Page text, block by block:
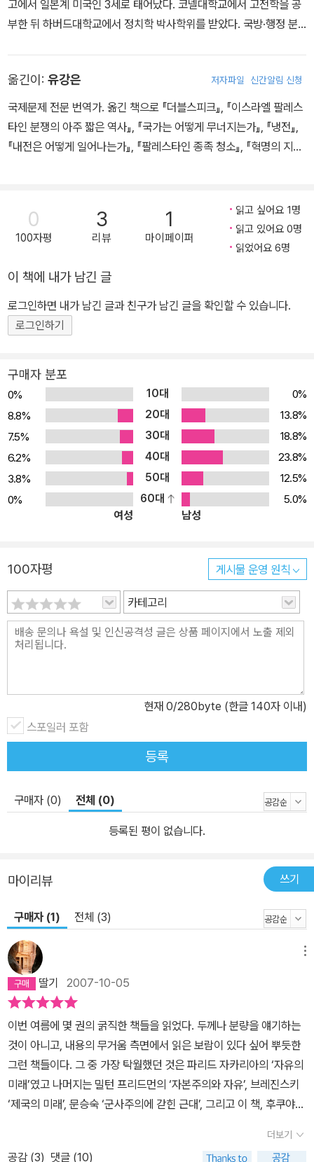
고에서 일본계 미국인 3세로 태어났다. 코넬대학교에서 고전학을 공
부한 뒤 하버드대학교에서 정치학 박사학위를 받았다. 국방·행정 분
학교 공공정책학과 교수와 존스홉킨스대학 국제관계대학원 교수를
역임했다. 현재 스탠퍼드대학교의 교수이자 동 대학 프리먼 스포글리
국제학연구소(FSI) 선임연구원, 민주주의?발전?법치주의 센터(CD
DRL)의 책임자로 있다. 1989년 발표한 논문을 발전시킨 첫 책, 『역
다. 이후 급변하는 세계 질서를 예리하게 진단하는 공공 지식인이자
우파 논객으로서 적극적으로 활동을 이어 가고 있다. 저서로 『트러스
건State-Building』 『정치 질서의 기원The Origins of Political Or
der』 『존중받지 못하는 자들을 위한 정치학Identity』 등이 있다.
옮긴이: 유강은 저자파일 신간알림 신청
국제문제 전문 번역가. 옮긴 책으로 『더블스피크』, 『이스라엘 팔레스
타인 분쟁의 아주 짧은 역사』, 『국가는 어떻게 무너지는가』, 『냉전』,
『내전은 어떻게 일어나는가』, 『팔레스타인 종족 청소』, 『혁명의 지성
0
100자평
3
리뷰
1
마이페이퍼
읽고 싶어요 1명
읽고 있어요 0명
읽었어요 6명
이 책에 내가 남긴 글
로그인하면 내가 남긴 글과 친구가 남긴 글을 확인할 수 있습니다.
로그인하기
구매자 분포
0% 10대
0%
8.8%
20대
13.8%
7.5%
30대
18.8%
6.2%
40대
23.8%
3.8%
50대
12.5%
0%
60대
5.0%
여성
남성
100자평 게시물 운영 원칙
카테고리
현재 0/280byte (한글 140자 이내)
스포일러 포함
등록
구매자 (0) 전체 (0)
등록된 평이 없습니다.
마이리뷰 쓰기
구매자 (1) 전체 (3)
딸기 2007-10-05
이번 여름에 몇 권의 굵직한 책들을 읽었다. 두께나 분량을 얘기하는
것이 아니고, 내용의 무거움 측면에서 읽은 보람이 있다 싶어 뿌듯한
그런 책들이다. 그 중 가장 탁월했던 것은 파리드 자카리아의 ‘자유의
미래’였고 나머지는 밀턴 프리드먼의 ‘자본주의와 자유’, 브레진스키
‘제국의 미래’, 문승숙 ‘군사주의에 갇힌 근대’, 그리고 이 책, 후쿠야마
정리를 제때 제때 하지 않은 탓에 머리 속에서 뒤죽박죽이 되어 두통
더보기
공감 (3) 댓글 (10)